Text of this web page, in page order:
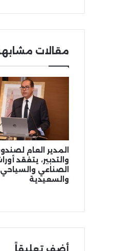
مقالات
المدير العام
والتدبير، يتفقد
الصناعي والسياحي
والسعيدية